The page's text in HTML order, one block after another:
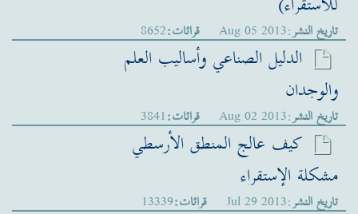
تاريخ النشر:Aug 05 2013 قرائات:8652
الدليل الصناعي وأساليب العلم
والوجدان
تاريخ النشر:Aug 02 2013 قرائات:3841
كيف عالج المنطق الأرسطي
مشكلة الإستقراء
تاريخ النشر:Jul 29 2013 قرائات:13339